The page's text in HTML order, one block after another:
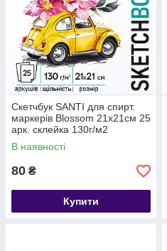
Скетчбук SANTI для спирт.
маркерів Blossom 21х21см 25
арк. склейка 130г/м2
В наявності
80 ₴
Купити